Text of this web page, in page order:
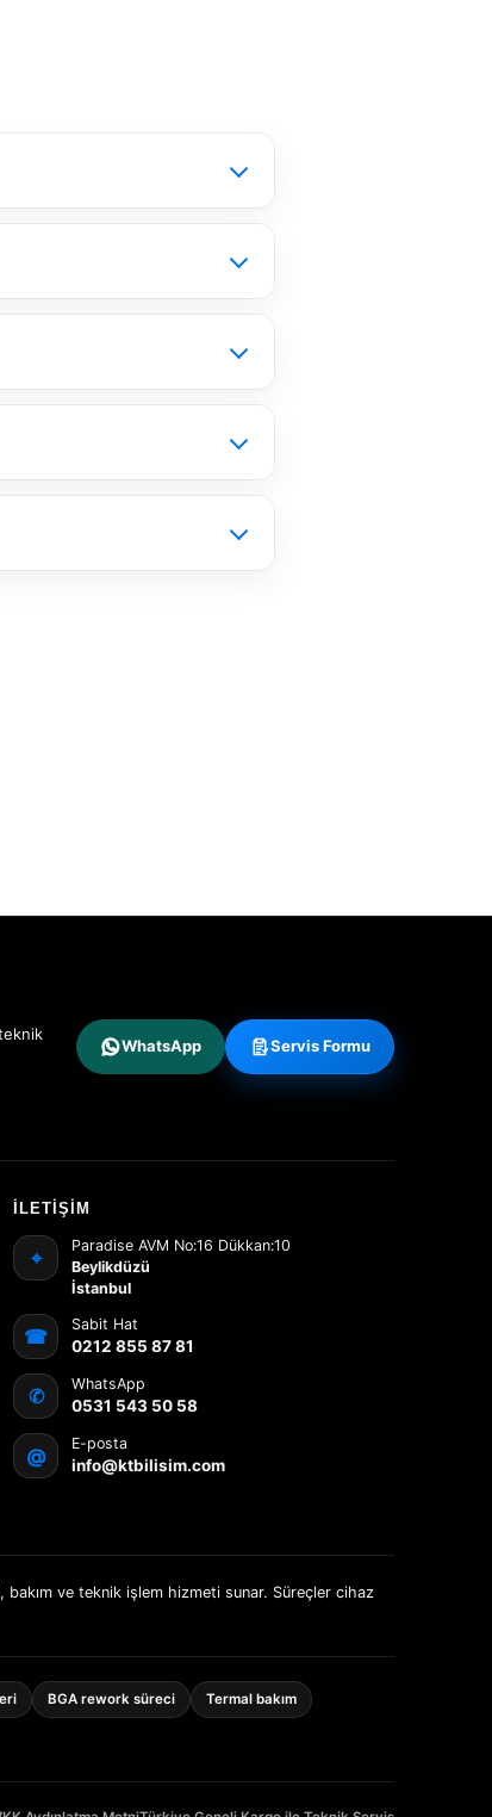
WhatsApp Servis Formu
İLETIŞIM
⌖
Paradise AVM No:16 Dükkan:10
Beylikdüzü
İstanbul
☎
Sabit Hat
0212 855 87 81
✆
WhatsApp
0531 543 50 58
@
E-posta
info@ktbilisim.com
ve teknik işlem hizmeti sunar. Süreçler cihaz
BGA rework süreci Termal bakım